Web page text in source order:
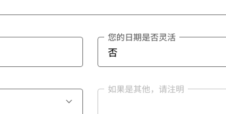
您的日期是否灵活
如果是其他，请注明